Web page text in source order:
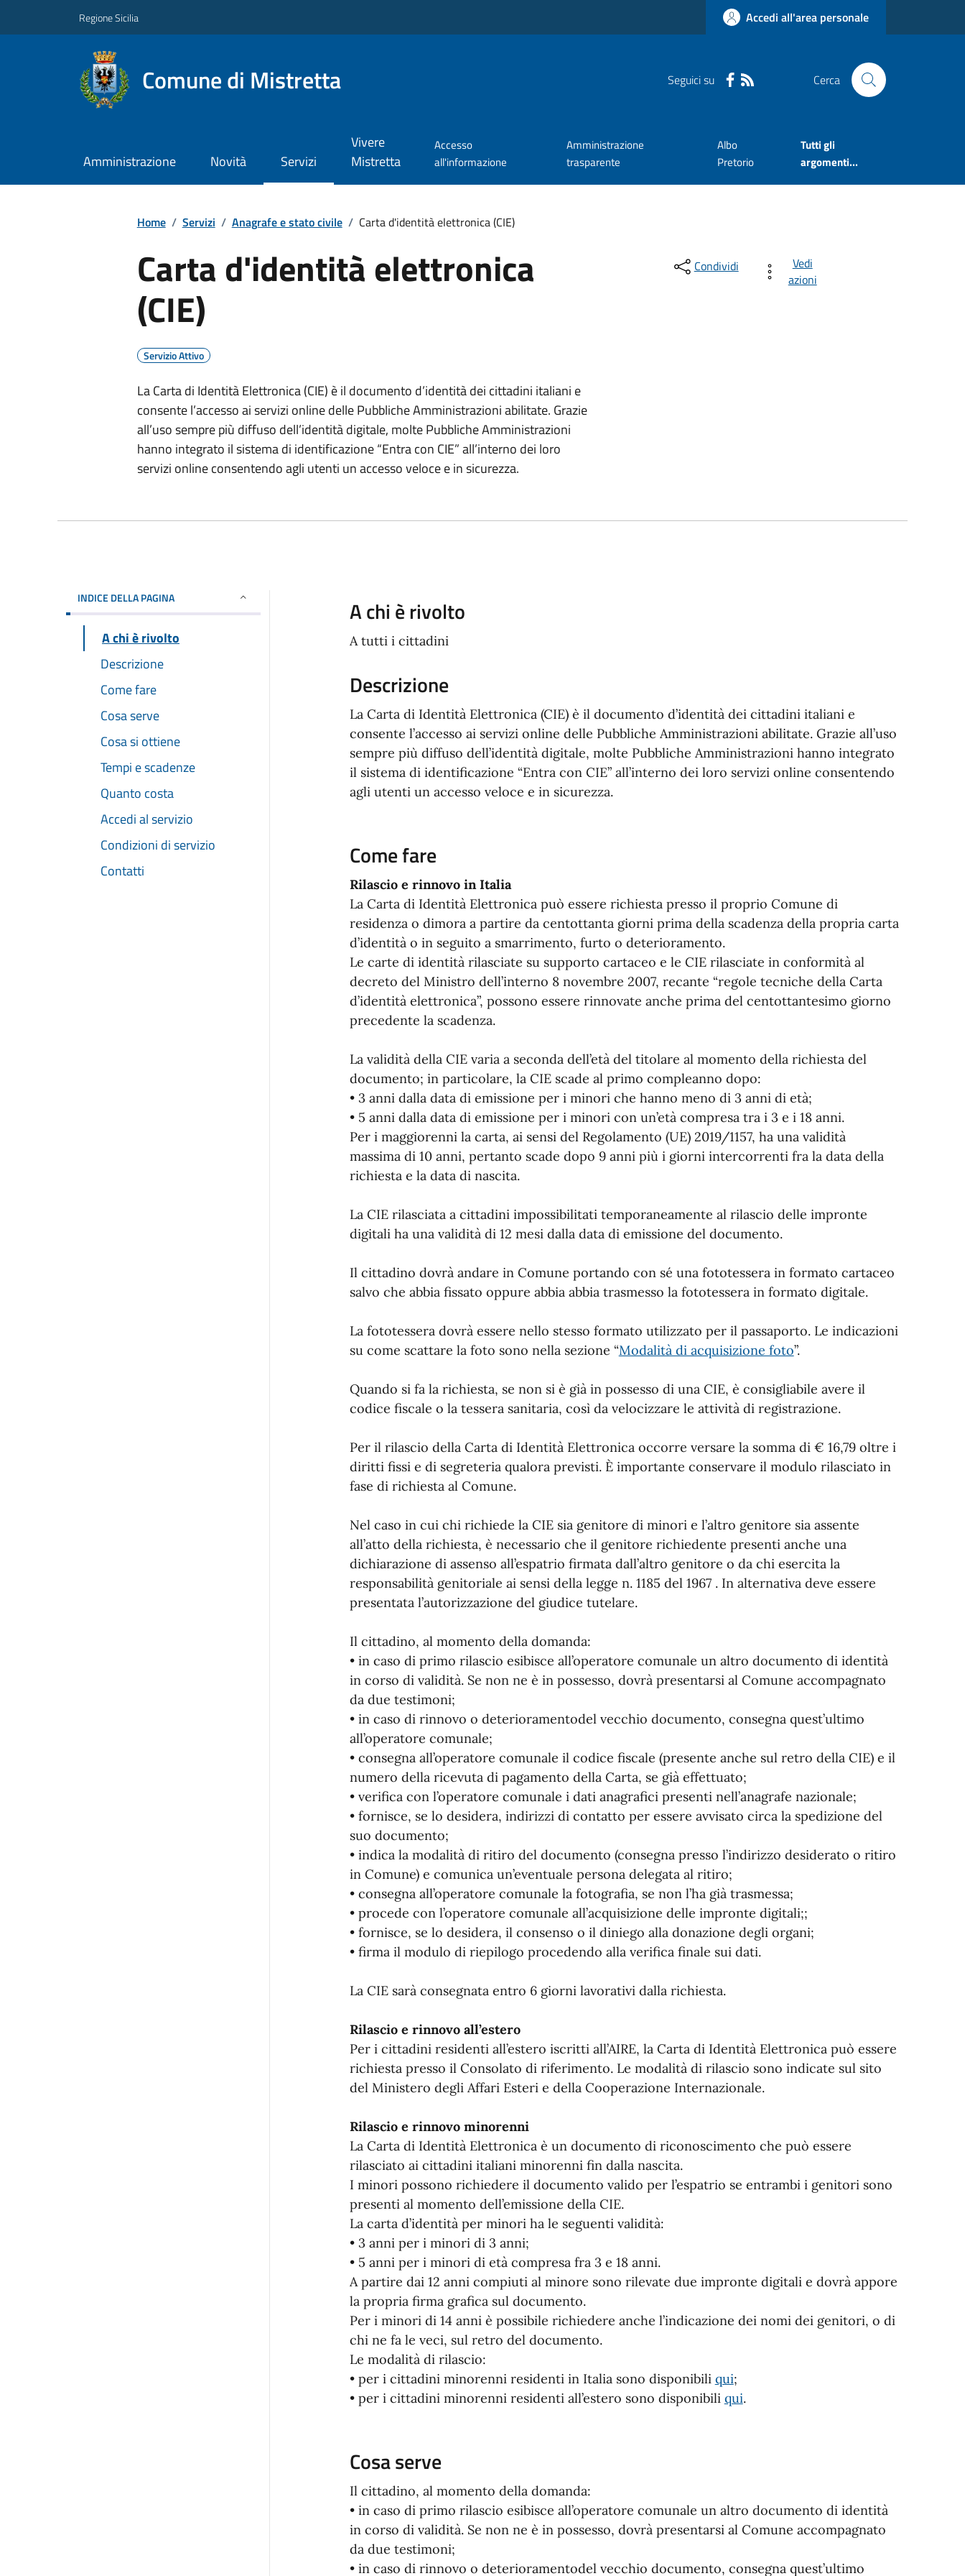
Regione Sicilia Accedi all'area personale
Comune di Mistretta Seguici su Cerca
Amministrazione Novità Servizi
Vivere
Mistretta
Accesso
all'informazione
Amministrazione
trasparente
Albo
Pretorio
Tutti gli
argomenti...
Home / Servizi / Anagrafe e stato civile / Carta d'identità elettronica (CIE)
Carta d'identità elettronica
(CIE)
Servizio Attivo
La Carta di Identità Elettronica (CIE) è il documento d’identità dei cittadini italiani e
consente l’accesso ai servizi online delle Pubbliche Amministrazioni abilitate. Grazie
all’uso sempre più diffuso dell’identità digitale, molte Pubbliche Amministrazioni
hanno integrato il sistema di identificazione “Entra con CIE” all’interno dei loro
servizi online consentendo agli utenti un accesso veloce e in sicurezza.
Condividi
Vedi
azioni
INDICE DELLA PAGINA
A chi è rivolto
Descrizione
Come fare
Cosa serve
Cosa si ottiene
Tempi e scadenze
Quanto costa
Accedi al servizio
Condizioni di servizio
Contatti
A chi è rivolto
A tutti i cittadini
Descrizione
La Carta di Identità Elettronica (CIE) è il documento d’identità dei cittadini italiani e
consente l’accesso ai servizi online delle Pubbliche Amministrazioni abilitate. Grazie all’uso
sempre più diffuso dell’identità digitale, molte Pubbliche Amministrazioni hanno integrato
il sistema di identificazione “Entra con CIE” all’interno dei loro servizi online consentendo
agli utenti un accesso veloce e in sicurezza.
Come fare
Rilascio e rinnovo in Italia
La Carta di Identità Elettronica può essere richiesta presso il proprio Comune di
residenza o dimora a partire da centottanta giorni prima della scadenza della propria carta
d’identità o in seguito a smarrimento, furto o deterioramento.
Le carte di identità rilasciate su supporto cartaceo e le CIE rilasciate in conformità al
decreto del Ministro dell’interno 8 novembre 2007, recante “regole tecniche della Carta
d’identità elettronica”, possono essere rinnovate anche prima del centottantesimo giorno
precedente la scadenza.
La validità della CIE varia a seconda dell’età del titolare al momento della richiesta del
documento; in particolare, la CIE scade al primo compleanno dopo:
• 3 anni dalla data di emissione per i minori che hanno meno di 3 anni di età;
• 5 anni dalla data di emissione per i minori con un’età compresa tra i 3 e i 18 anni.
Per i maggiorenni la carta, ai sensi del Regolamento (UE) 2019/1157, ha una validità
massima di 10 anni, pertanto scade dopo 9 anni più i giorni intercorrenti fra la data della
richiesta e la data di nascita.
La CIE rilasciata a cittadini impossibilitati temporaneamente al rilascio delle impronte
digitali ha una validità di 12 mesi dalla data di emissione del documento.
Il cittadino dovrà andare in Comune portando con sé una fototessera in formato cartaceo
salvo che abbia fissato oppure abbia abbia trasmesso la fototessera in formato digitale.
La fototessera dovrà essere nello stesso formato utilizzato per il passaporto. Le indicazioni
su come scattare la foto sono nella sezione “Modalità di acquisizione foto”.
Quando si fa la richiesta, se non si è già in possesso di una CIE, è consigliabile avere il
codice fiscale o la tessera sanitaria, così da velocizzare le attività di registrazione.
Per il rilascio della Carta di Identità Elettronica occorre versare la somma di € 16,79 oltre i
diritti fissi e di segreteria qualora previsti. È importante conservare il modulo rilasciato in
fase di richiesta al Comune.
Nel caso in cui chi richiede la CIE sia genitore di minori e l’altro genitore sia assente
all’atto della richiesta, è necessario che il genitore richiedente presenti anche una
dichiarazione di assenso all’espatrio firmata dall’altro genitore o da chi esercita la
responsabilità genitoriale ai sensi della legge n. 1185 del 1967 . In alternativa deve essere
presentata l’autorizzazione del giudice tutelare.
Il cittadino, al momento della domanda:
• in caso di primo rilascio esibisce all’operatore comunale un altro documento di identità
in corso di validità. Se non ne è in possesso, dovrà presentarsi al Comune accompagnato
da due testimoni;
• in caso di rinnovo o deterioramentodel vecchio documento, consegna quest’ultimo
all’operatore comunale;
• consegna all’operatore comunale il codice fiscale (presente anche sul retro della CIE) e il
numero della ricevuta di pagamento della Carta, se già effettuato;
• verifica con l’operatore comunale i dati anagrafici presenti nell’anagrafe nazionale;
• fornisce, se lo desidera, indirizzi di contatto per essere avvisato circa la spedizione del
suo documento;
• indica la modalità di ritiro del documento (consegna presso l’indirizzo desiderato o ritiro
in Comune) e comunica un’eventuale persona delegata al ritiro;
• consegna all’operatore comunale la fotografia, se non l’ha già trasmessa;
• procede con l’operatore comunale all’acquisizione delle impronte digitali;;
• fornisce, se lo desidera, il consenso o il diniego alla donazione degli organi;
• firma il modulo di riepilogo procedendo alla verifica finale sui dati.
La CIE sarà consegnata entro 6 giorni lavorativi dalla richiesta.
Rilascio e rinnovo all’estero
Per i cittadini residenti all’estero iscritti all’AIRE, la Carta di Identità Elettronica può essere
richiesta presso il Consolato di riferimento. Le modalità di rilascio sono indicate sul sito
del Ministero degli Affari Esteri e della Cooperazione Internazionale.
Rilascio e rinnovo minorenni
La Carta di Identità Elettronica è un documento di riconoscimento che può essere
rilasciato ai cittadini italiani minorenni fin dalla nascita.
I minori possono richiedere il documento valido per l’espatrio se entrambi i genitori sono
presenti al momento dell’emissione della CIE.
La carta d’identità per minori ha le seguenti validità:
• 3 anni per i minori di 3 anni;
• 5 anni per i minori di età compresa fra 3 e 18 anni.
A partire dai 12 anni compiuti al minore sono rilevate due impronte digitali e dovrà appore
la propria firma grafica sul documento.
Per i minori di 14 anni è possibile richiedere anche l’indicazione dei nomi dei genitori, o di
chi ne fa le veci, sul retro del documento.
Le modalità di rilascio:
• per i cittadini minorenni residenti in Italia sono disponibili qui;
• per i cittadini minorenni residenti all’estero sono disponibili qui.
Cosa serve
Il cittadino, al momento della domanda:
• in caso di primo rilascio esibisce all’operatore comunale un altro documento di identità
in corso di validità. Se non ne è in possesso, dovrà presentarsi al Comune accompagnato
da due testimoni;
• in caso di rinnovo o deterioramentodel vecchio documento, consegna quest’ultimo